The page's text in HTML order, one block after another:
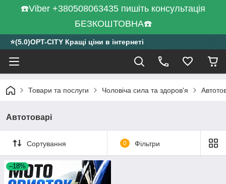
☎️Viber +380508063435 пишіть консультація
БЕЗКОШТОВНА☎️
⭐️(5.0)OPT-CITY Кращі ціни в інтернеті
Товари та послуги Чоловіча сила та здоров'я
Автотоварі
Сортування 0 Фільтри
–18%